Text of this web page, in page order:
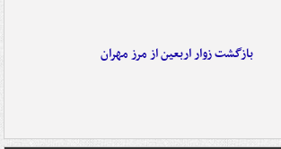
بازگشت زوار اربعین از مرز مهران